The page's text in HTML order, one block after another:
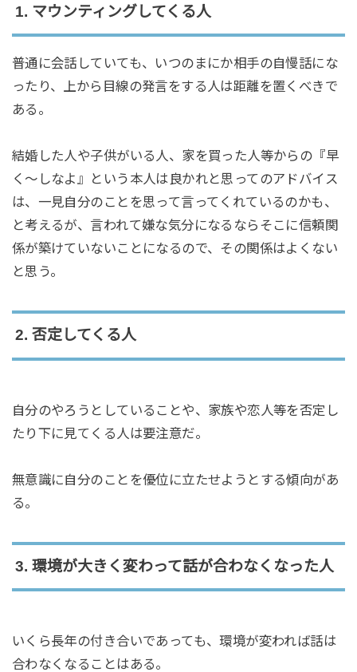
1. マウンティングしてくる人
普通に会話していても、いつのまにか相手の自慢話にな
ったり、上から目線の発言をする人は距離を置くべきで
ある。
結婚した人や子供がいる人、家を買った人等からの『早
く〜しなよ』という本人は良かれと思ってのアドバイス
は、一見自分のことを思って言ってくれているのかも、
と考えるが、言われて嫌な気分になるならそこに信頼関
係が築けていないことになるので、その関係はよくない
と思う。
2. 否定してくる人
自分のやろうとしていることや、家族や恋人等を否定し
たり下に見てくる人は要注意だ。
無意識に自分のことを優位に立たせようとする傾向があ
る。
3. 環境が大きく変わって話が合わなくなった人
いくら長年の付き合いであっても、環境が変われば話は
合わなくなることはある。